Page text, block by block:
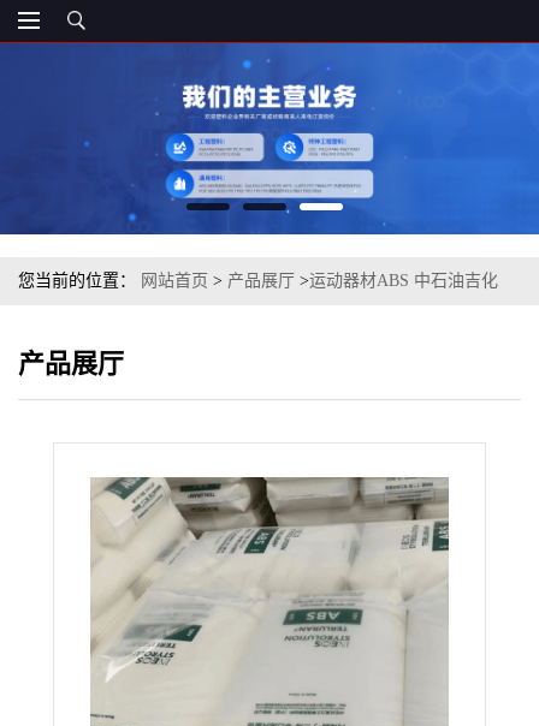
您当前的位置： 网站首页 > 产品展厅 >运动器材ABS 中石油吉化
产品展厅